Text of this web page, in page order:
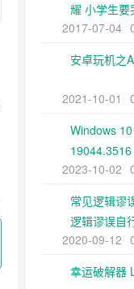
耀 小学生要
2017-07-04
安卓玩机之
2021-10-01
Windows
19044.3516
2023-10-02
常见逻辑谬
逻辑谬误自
2020-09-12
幸运破解器